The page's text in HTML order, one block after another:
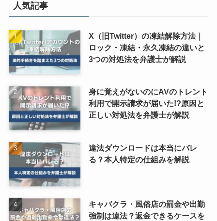
人気記事
X（旧Twitter）の凍結解除方法｜
ロック・凍結・永久凍結の違いと
3つの対処法を弁護士が解説
身に覚えがないのにAVのトレント
利用で開示請求が届いた!?原因と
正しい対処法を弁護士が解説
違法ダウンロードは本当にバレ
る？本人特定の仕組みを解説
キャバクラ・風俗店の罰金や出勤
強制は違法？返金できるケースを